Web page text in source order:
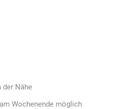
Nähe
Wochenende möglich